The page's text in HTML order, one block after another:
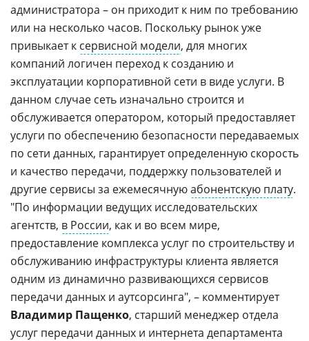
администратора – он приходит к ним по требованию
или на несколько часов. Поскольку рынок уже
привыкает к сервисной модели, для многих
компаний логичен переход к созданию и
эксплуатации корпоративной сети в виде услуги. В
данном случае сеть изначально строится и
обслуживается оператором, который предоставляет
услуги по обеспечению безопасности передаваемых
по сети данных, гарантирует определенную скорость
и качество передачи, поддержку пользователей и
другие сервисы за ежемесячнуюабонентскую плату.
"По информации ведущих исследовательских
агентств, в России, как и во всем мире,
предоставление комплекса услуг по строительству и
обслуживанию инфраструктуры клиента является
одним из динамично развивающихся сервисов
передачи данных и аутсорсинга", – комментирует
Владимир Пащенко, старший менеджер отдела
услуг передачи данных и интернета департамента